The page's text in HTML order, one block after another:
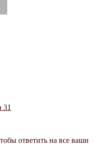
31
ответить на все ваши